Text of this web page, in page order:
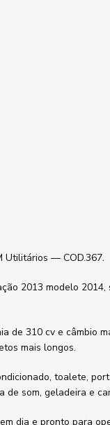
Utilitários — COD.367.
2013 modelo 2014,
de 310 cv e câmbio
mais longos.
toalete,
de som, geladeira e
dia e pronto para